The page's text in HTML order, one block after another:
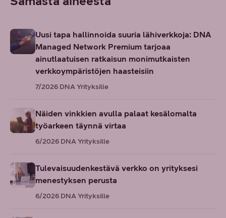
Uusi tapa hallinnoida suuria lähiverkkoja: DNA
Managed Network Premium tarjoaa
ainutlaatuisen ratkaisun monimutkaisten
verkkoympäristöjen haasteisiin
7/2026 DNA Yrityksille
Näiden vinkkien avulla palaat kesälomalta
työarkeen täynnä virtaa
6/2026 DNA Yrityksille
Tulevaisuudenkestävä verkko on yrityksesi
menestyksen perusta
6/2026 DNA Yrityksille